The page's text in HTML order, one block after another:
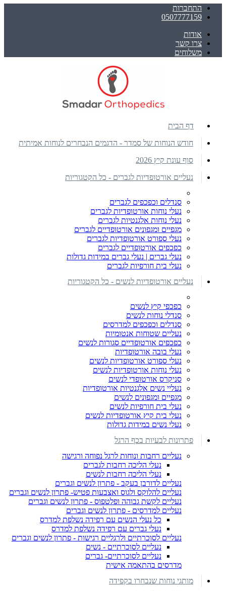
התחברות
0507777159
אודות
צרו קשר
משלוחים
דף הבית
חודש הנוחות של סמדר - הדגמים הנבחרים לנוחות אמיתית
סוף עונת קיץ 2026
נעליים אורטופדיות לגברים - כל הקטגוריות
סנדלים וכפכפים לגברים
נעלי נוחות אורטופדיות לגברים
נעלי נוחות אלגנטיות לגברים
מגפיים ומגפונים אורטופדיים לגברים
נעלי ספורט אורטופדיות לגברים
כפכפים אורטופדיים לגברים
נעלי גברים | נעלי גברים במידות גדולות
נעלי בית חורפיות לגברים
נעליים אורטופדיות לנשים - כל הקטגוריות
כפכפי קיץ לנשים
סנדלי נוחות לנשים
סנדלים וכפכפים למדרסים
נעליים שטוחות אנטומיות
כפכפים אורטופדיים סגורות לנשים
נעלי בובה אורטופדיות
נעלי ספורט אורטופדיות לנשים
נעלי נוחות אורטופדיות לנשים
סניקרס אורטופדי לנשים
נעליי נשים אלגנטיות אורטופדיות
מגפיים ומגפונים לנשים
נעלי בית חורפיות לנשים
נעלי בית קיץ אורטופדיות לנשים
נעלי נשים במידות גדולות
פתרונות לבעיות בכף הרגל
נעליים רחבות ונוחות לרגל נפוחה ורגישה
נעלי הליכה רחבות לגברים
נעלי הליכה רחבות לנשים
נעליים לדורבן בעקב - פתרון לנשים וגברים
נעליים להלוקס ולגוס ואצבעות פטיש- פתרון לנשים וגברים
נעליים לקשת גבוהה ופלטפוס - פתרון לנשים וגברים
נעליים למדרסים - פתרון לנשים וגברים
כל נעלי הנשים עם רפידה נשלפת למדרס
נעלי גברים עם רפידה נשלפת למדרס
נעליים לסוכרתיים ולרגליים רגישות - פתרון לנשים וגברים
נעליים לסוכרתיים - נשים
נעליים לסוכרתיים- גברים
מדרסים בהתאמה אישית
מותגי נוחות שנבחרו בקפידה